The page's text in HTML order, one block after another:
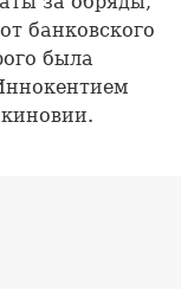
банковского
была